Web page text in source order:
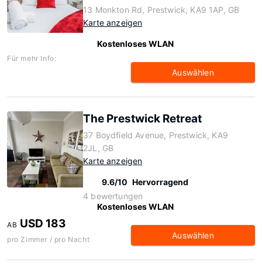
13 Monkton Rd, Prestwick, KA9 1AP, GB
Karte anzeigen
Kostenloses WLAN
Für mehr Info:
Auswählen
The Prestwick Retreat
37 Boydfield Avenue, Prestwick, KA9
2JL, GB
Karte anzeigen
9.6/10 Hervorragend
4 bewertungen
Kostenloses WLAN
AB USD 183
pro Zimmer / pro Nacht Auswählen